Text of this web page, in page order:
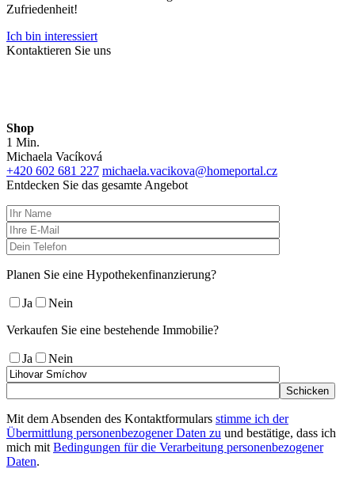
Shop
1 Min.
Zufriedenheit!
Ich bin interessiert
Kontaktieren Sie uns
Michaela Vacíková
+420 602 681 227 michaela.vacikova@homeportal.cz
Entdecken Sie das gesamte Angebot
Planen Sie eine Hypothekenfinanzierung?
Ja
Nein
Verkaufen Sie eine bestehende Immobilie?
Ja Nein
Mit dem Absenden des Kontaktformulars stimme ich der
Übermittlung personenbezogener Daten zu und bestätige, dass ich
mich mit Bedingungen für die Verarbeitung personenbezogener
Daten.